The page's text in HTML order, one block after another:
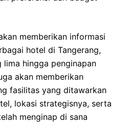
memberikan informasi
hotel di Tangerang,
hingga penginapan
akan memberikan
fasilitas yang ditawarkan
lokasi strategisnya, serta
menginap di sana